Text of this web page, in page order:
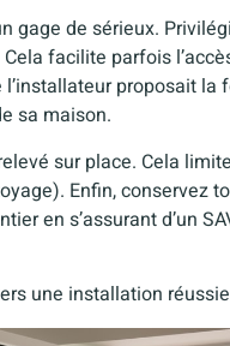
gage de sérieux.
Cela facilite parfois
proposait
sa maison.
sur place. Cela
Enfin, conservez
en s’assurant d’un
une installation